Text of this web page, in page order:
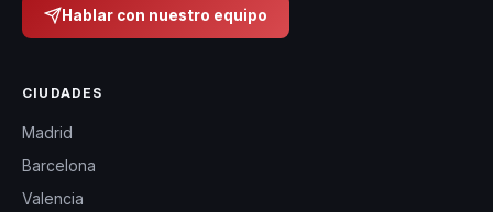
Hablar con nuestro equipo
CIUDADES
Madrid
Barcelona
Valencia